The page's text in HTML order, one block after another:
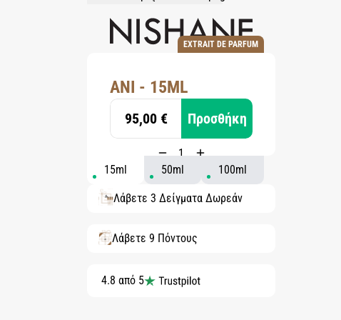
EXTRAIT DE PARFUM
ANI - 15ML
95,00 € Προσθήκη
15ml 50ml 100ml
Λάβετε 3 Δείγματα Δωρεάν
Λάβετε 9 Πόντους
4.8 από 5